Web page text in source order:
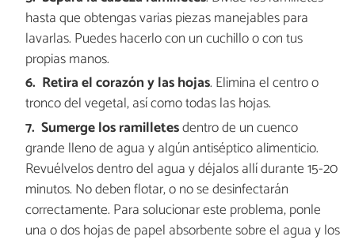
hasta que obtengas varias piezas manejables para
lavarlas. Puedes hacerlo con un cuchillo o con tus
propias manos.
Retira el corazón y las hojas. Elimina el centro o
tronco del vegetal, así como todas las hojas.
Sumerge los ramilletesdentro de un cuenco
grande lleno de agua y algún antiséptico alimenticio.
Revuélvelos dentro del agua y déjalos allí durante 15-20
minutos. No deben flotar, o no se desinfectarán
correctamente. Para solucionar este problema, ponle
una o dos hojas de papel absorbente sobre el agua y los